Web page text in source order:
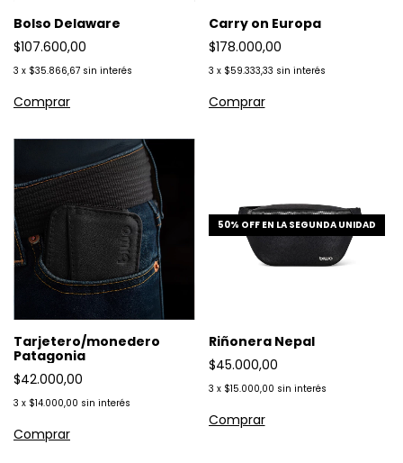
Bolso Delaware
$107.600,00
3 x $35.866,67 sin interés
Carry on Europa
$178.000,00
3 x $59.333,33 sin interés
Tarjetero/monedero
Patagonia
$42.000,00
3 x $14.000,00 sin interés
50% OFF EN LA SEGUNDA UNIDAD
Riñonera Nepal
$45.000,00
3 x $15.000,00 sin interés